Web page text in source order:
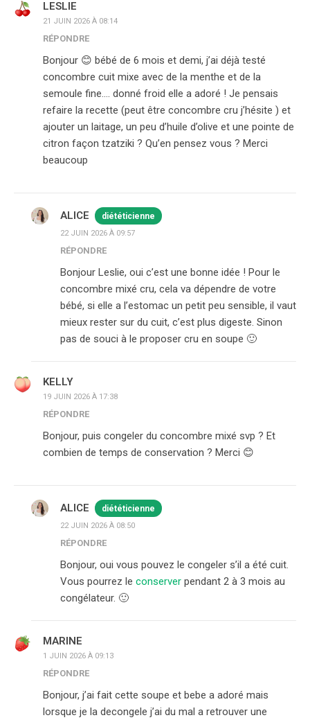
LESLIE
21 JUIN 2026 À 08:14
RÉPONDRE
Bonjour 😊 bébé de 6 mois et demi, j’ai déjà testé
concombre cuit mixe avec de la menthe et de la
semoule fine…. donné froid elle a adoré ! Je pensais
refaire la recette (peut être concombre cru j’hésite ) et
ajouter un laitage, un peu d’huile d’olive et une pointe de
citron façon tzatziki ? Qu’en pensez vous ? Merci
beaucoup
ALICE diététicienne
22 JUIN 2026 À 09:57
RÉPONDRE
Bonjour Leslie, oui c’est une bonne idée ! Pour le
concombre mixé cru, cela va dépendre de votre
bébé, si elle a l’estomac un petit peu sensible, il vaut
mieux rester sur du cuit, c’est plus digeste. Sinon
pas de souci à le proposer cru en soupe 🙂
KELLY
19 JUIN 2026 À 17:38
RÉPONDRE
Bonjour, puis congeler du concombre mixé svp ? Et
combien de temps de conservation ? Merci 😊
ALICE diététicienne
22 JUIN 2026 À 08:50
RÉPONDRE
Bonjour, oui vous pouvez le congeler s’il a été cuit.
Vous pourrez le conserver pendant 2 à 3 mois au
congélateur. 🙂
MARINE
1 JUIN 2026 À 09:13
RÉPONDRE
Bonjour, j’ai fait cette soupe et bebe a adoré mais
lorsque je la decongele j’ai du mal a retrouver une